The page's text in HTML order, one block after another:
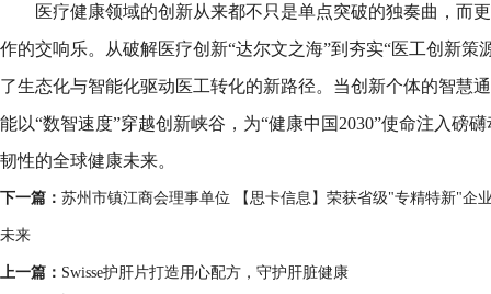
医疗健康领域的创新从来都不只是单点突破的独奏曲，而
作的交响乐。从破解医疗创新“达尔文之海”到夯实“医工创新策
了生态化与智能化驱动医工转化的新路径。当创新个体的智慧
能以“数智速度”穿越创新峡谷，为“健康中国2030”使命注入磅
韧性的全球健康未来。
下一篇： 苏州市镇江商会理事单位 【思卡信息】荣获省级"专精特新"企
未来
上一篇： Swisse护肝片打造用心配方，守护肝脏健康